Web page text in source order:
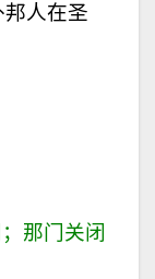
人在圣
那门关闭